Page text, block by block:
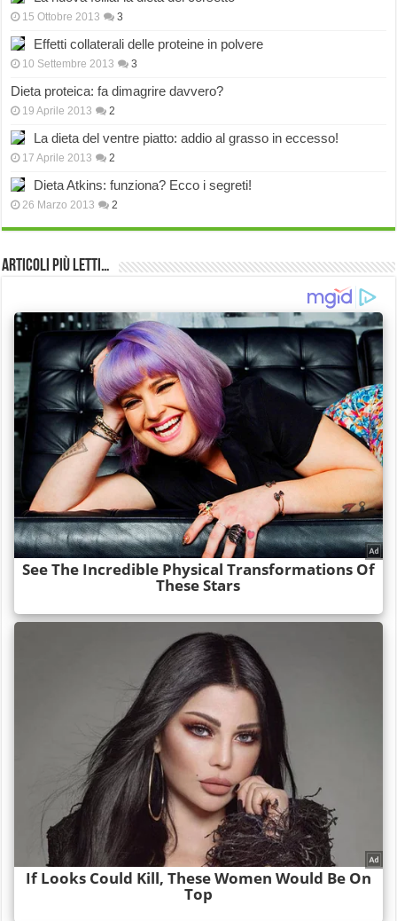
15 Ottobre 2013 3
Effetti collaterali delle proteine in polvere
10 Settembre 2013 3
Dieta proteica: fa dimagrire davvero?
19 Aprile 2013 2
La dieta del ventre piatto: addio al grasso in eccesso!
17 Aprile 2013 2
Dieta Atkins: funziona? Ecco i segreti!
26 Marzo 2013 2
Articoli più Letti…